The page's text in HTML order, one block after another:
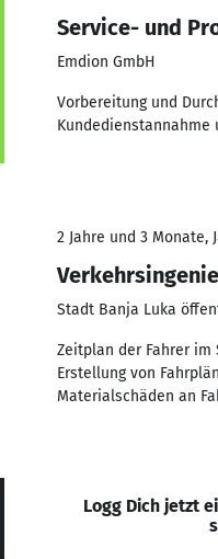
Service- und
Emdion GmbH
Vorbereitung und
Kundedienstannahme
2 Jahre und 3 Monate,
Stadt Banja Luka
Zeitplan der Fahrer im
Erstellung von
Materialschäden an
Logg Dich jetzt